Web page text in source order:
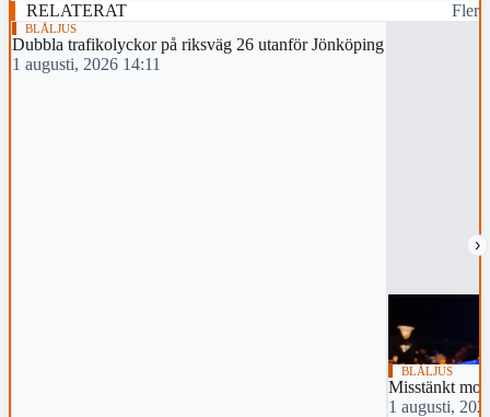
RELATERAT Fler
›
BLÅLJUS
Dubbla trafikolyckor på riksväg 26 utanför Jönköping
1 augusti, 2026 14:11
BLÅLJUS
Misstänkt
1 augusti,